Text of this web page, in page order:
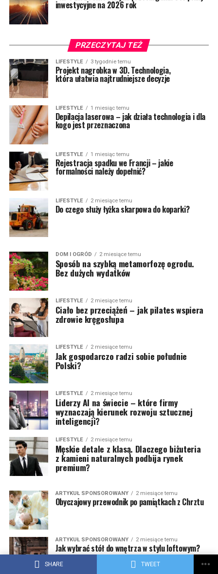
SHARE TWEET
inwestycyjne na 2026 rok
PRZECZYTAJ TEŻ
LIFESTYLE 3 tygodnie temu
Projekt nagrobka w 3D. Technologia,
która ułatwia najtrudniejsze decyzje
LIFESTYLE 1 miesiąc temu
Depilacja laserowa – jak działa technologia i dla
kogo jest przeznaczona
LIFESTYLE 1 miesiąc temu
Rejestracja spadku we Francji – jakie
formalności należy dopełnić?
LIFESTYLE 2 miesiące temu
Do czego służy łyżka skarpowa do koparki?
DOM I OGRÓD 2 miesiące temu
Sposób na szybką metamorfozę ogrodu.
Bez dużych wydatków
LIFESTYLE 2 miesiące temu
Ciało bez przeciążeń – jak pilates wspiera
zdrowie kręgosłupa
LIFESTYLE 2 miesiące temu
Jak gospodarczo radzi sobie południe
Polski?
LIFESTYLE 2 miesiące temu
Liderzy AI na świecie – które firmy
wyznaczają kierunek rozwoju sztucznej
inteligencji?
LIFESTYLE 2 miesiące temu
Męskie detale z klasą. Dlaczego biżuteria
z kamieni naturalnych podbija rynek
premium?
ARTYKUŁ SPONSOROWANY 2 miesiące temu
Obyczajowy przewodnik po pamiątkach z Chrztu
ARTYKUŁ SPONSOROWANY 2 miesiące temu
Jak wybrać stół do wnętrza w stylu loftowym?